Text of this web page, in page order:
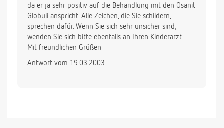
da er ja sehr positiv auf die Behandlung mit den Osanit
Globuli anspricht. Alle Zeichen, die Sie schildern,
sprechen dafür. Wenn Sie sich sehr unsicher sind,
wenden Sie sich bitte ebenfalls an Ihren Kinderarzt.
Mit freundlichen Grüßen
Antwort vom 19.03.2003